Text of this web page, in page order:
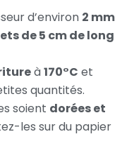
d’environ 2 mm
de 5 cm de long
à170°C et
quantités.
soient dorées et
les sur du papier